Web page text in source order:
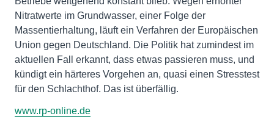
Nitratwerte im Grundwasser, einer Folge der
Massentierhaltung, läuft ein Verfahren der Europäischen
Union gegen Deutschland. Die Politik hat zumindest im
aktuellen Fall erkannt, dass etwas passieren muss, und
kündigt ein härteres Vorgehen an, quasi einen Stresstest
für den Schlachthof. Das ist überfällig.
www.rp-online.de